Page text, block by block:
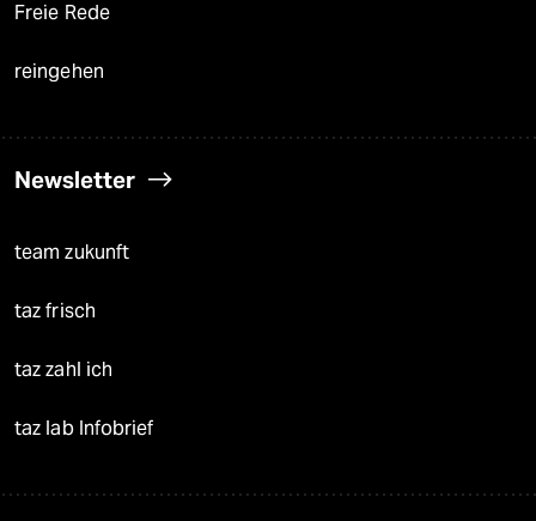
Freie Rede
reingehen
Newsletter
team zukunft
taz frisch
taz zahl ich
taz lab Infobrief